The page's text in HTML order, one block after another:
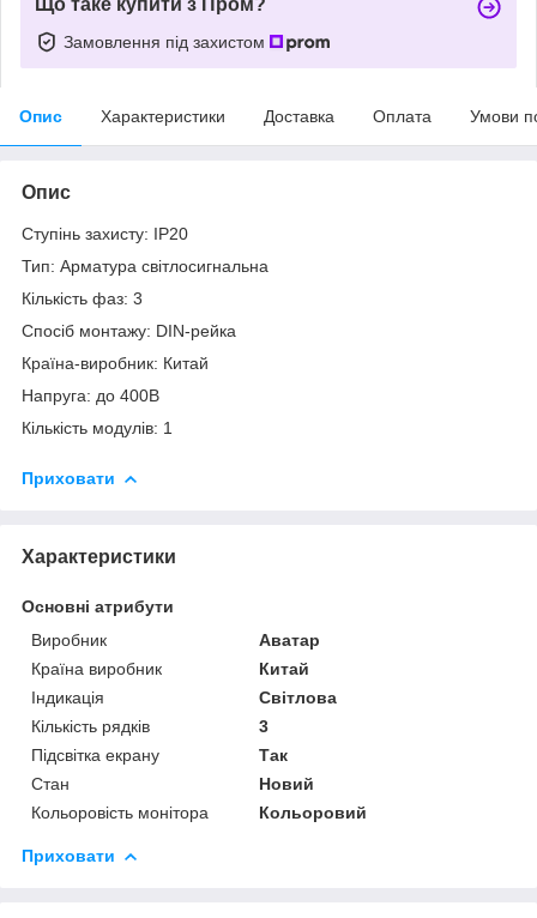
Замовлення під захистом
Опис Характеристики Доставка Оплата Умови
Опис
Ступінь захисту: IP20
Тип: Арматура світлосигнальна
Кількість фаз: 3
Спосіб монтажу: DIN-рейка
Країна-виробник: Китай
Напруга: до 400В
Кількість модулів: 1
Приховати
Характеристики
Основні атрибути
Виробник
Аватар
Країна виробник
Китай
Індикація
Світлова
Кількість рядків
3
Підсвітка екрану
Так
Стан
Новий
Кольоровість монітора
Кольоровий
Приховати